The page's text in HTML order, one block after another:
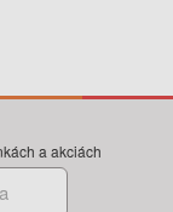
a akciách